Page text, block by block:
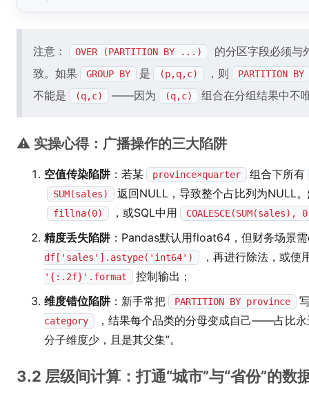
注意： OVER (PARTITION BY ...)
的分区字段必须与
致。如果
GROUP BY 是 (p,q,c) ，则 PARTITION BY
不能是 (q,c) ——因为 (q,c) 组合在分组结果中不
⚠️ 实操心得：广播操作的三大陷阱
空值传染陷阱：若某 province×quarter 组合下所有
SUM(sales) 返回NULL，导致整个占比列为NULL。
fillna(0) ，或SQL中用 COALESCE(SUM(sales),
精度丢失陷阱：Pandas默认用float64，但财务场景
df['sales'].astype('int64') ，再进行除法，或使
'{:.2f}'.format
控制输出；
维度错位陷阱：新手常把 PARTITION BY province
category
，结果每个品类的分母变成自己——占比永
分子维度少，且是其父集”。
3.2 层级间计算：打通“城市”与“省份”的数